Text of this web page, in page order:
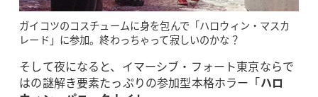
ガイコツのコスチュームに身を包んで「ハロウィン・マスカ
レード」に参加。終わっちゃって寂しいのかな？
そして夜になると、イマーシブ・フォート東京ならで
はの謎解き要素たっぷりの参加型本格ホラー「ハロ